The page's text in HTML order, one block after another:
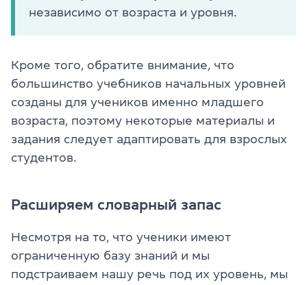
независимо от возраста и уровня.
Кроме того, обратите внимание, что
большинство учебников начальных уровней
созданы для учеников именно младшего
возраста, поэтому некоторые материалы и
задания следует адаптировать для взрослых
студентов.
Расширяем словарный запас
Несмотря на то, что ученики имеют
ограниченную базу знаний и мы
подстраиваем нашу речь под их уровень, мы